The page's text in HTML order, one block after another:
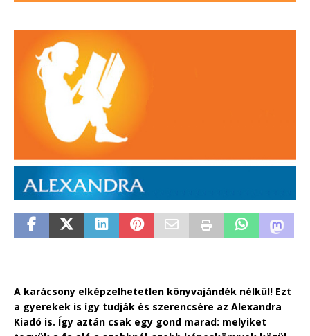
A karácsony elképzelhetetlen könyvajándék nélkül! Ezt
a gyerekek is így tudják és szerencsére az Alexandra
Kiadó is. Így aztán csak egy gond marad: melyiket